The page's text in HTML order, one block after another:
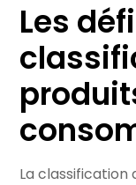
Les
La